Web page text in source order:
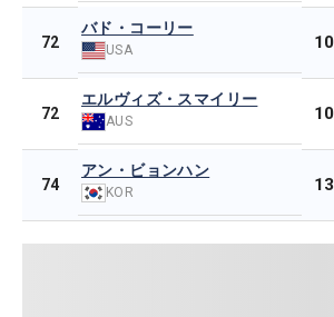
72
バド・コーリー
USA 10
72
エルヴィズ・スマイリー
AUS 10
74
アン・ビョンハン
KOR 13